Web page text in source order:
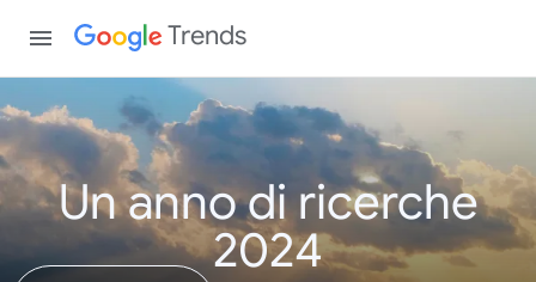
Trends
Un anno di ricerche
2024